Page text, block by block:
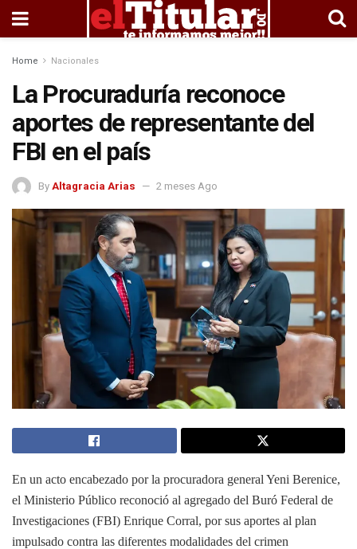
Home Nacionales
La Procuraduría reconoce
aportes de representante del
FBI en el país
By Altagracia Arias 2 meses Ago
En un acto encabezado por la procuradora general Yeni Berenice,
el Ministerio Público reconoció al agregado del Buró Federal de
Investigaciones (FBI) Enrique Corral, por sus aportes al plan
impulsado contra las diferentes modalidades del crimen